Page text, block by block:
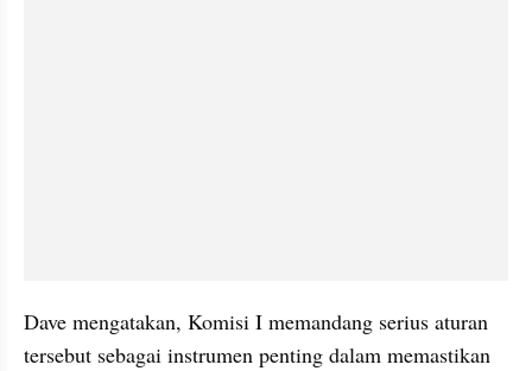
Dave mengatakan, Komisi I memandang serius aturan
tersebut sebagai instrumen penting dalam memastikan